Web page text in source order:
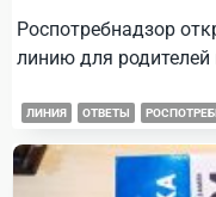
Роспотребнадзор
линию для родителей
ЛИНИЯ ОТВЕТЫ